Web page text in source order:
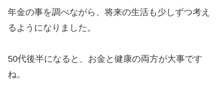
年金の事を調べながら、将来の生活も少しずつ考え
るようになりました。
50代後半になると、お金と健康の両方が大事です
ね。